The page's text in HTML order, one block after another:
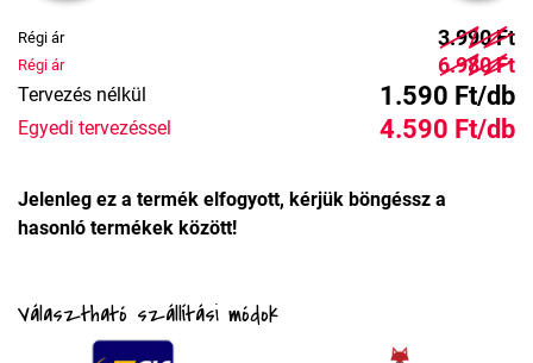
Régi ár 3.990 Ft
Régi ár 6.980 Ft
Tervezés nélkül 1.590 Ft/db
Egyedi tervezéssel 4.590 Ft/db
Jelenleg ez a termék elfogyott, kérjük böngéssz a
hasonló termékek között!
Választható szállítási módok